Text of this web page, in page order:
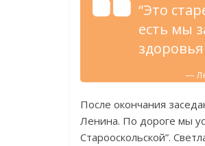
“Это
есть мы
—
После окончания
Ленина. По дороге мы
Старооскольской”.